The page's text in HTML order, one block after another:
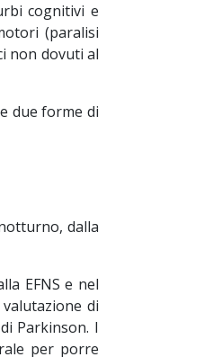
cognitivi e
(paralisi
non dovuti al
due forme di
dalla
EFNS e nel
di
Parkinson. I
per porre